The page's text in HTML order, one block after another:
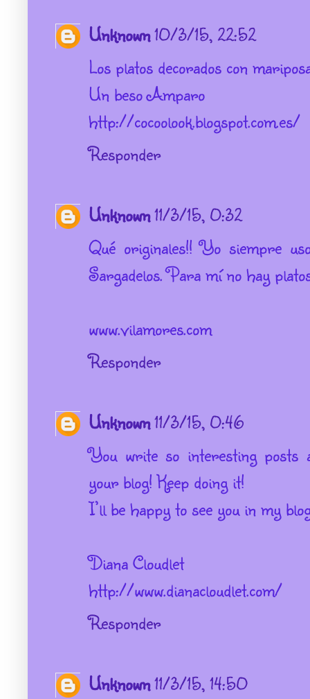
Unknown10/3/15, 22:52
Los platos decorados con
Un beso Amparo
http://cocoolook.blogspot.com.es/
Responder
Unknown11/3/15, 0:32
Qué originales!! Yo siempre
Sargadelos. Para mí no hay
www.vilamores.com
Responder
Unknown11/3/15, 0:46
You write so interesting posts
your blog! Keep doing it!
I’ll be happy to see you in my
Diana Cloudlet
http://www.dianacloudlet.com/
Responder
Unknown11/3/15, 14:50